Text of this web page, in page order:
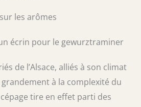
les arômes
écrin pour le gewurztraminer
de l’Alsace, alliés à son climat
à la complexité du
tire en effet parti des